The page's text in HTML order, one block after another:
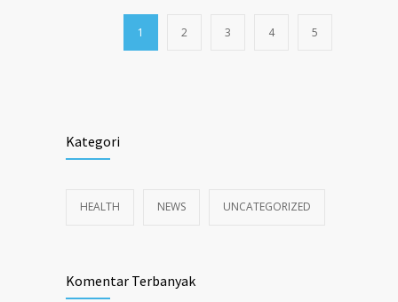
1 2 3 4 5
Kategori
HEALTH NEWS UNCATEGORIZED
Komentar Terbanyak